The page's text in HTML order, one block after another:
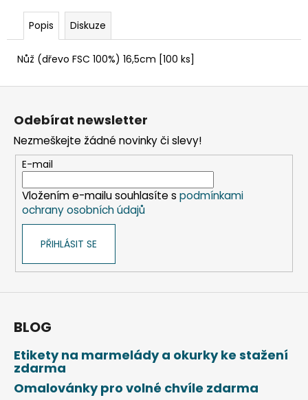
Popis Diskuze
Nůž (dřevo FSC 100%) 16,5cm [100 ks]
Z
Odebírat newsletter
Nezmeškejte žádné novinky či slevy!
E-mail
Vložením e-mailu souhlasíte s podmínkami
ochrany osobních údajů
PŘIHLÁSIT SE
BLOG
Etikety na marmelády a okurky ke stažení
zdarma
Omalovánky pro volné chvíle zdarma